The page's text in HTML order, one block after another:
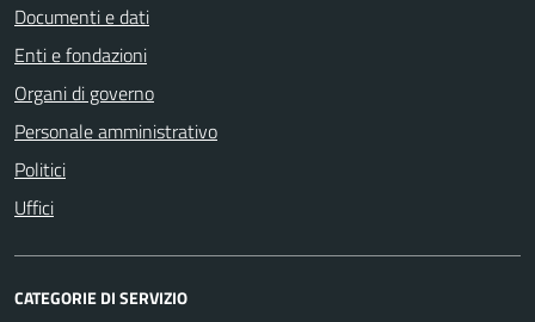
Documenti e dati
Enti e fondazioni
Organi di governo
Personale amministrativo
Politici
Uffici
CATEGORIE DI SERVIZIO